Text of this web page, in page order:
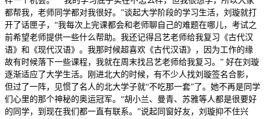
都帮我，老师同学都对我很好。”谈起大学阶段的学习生活，刘璇就打
开了话匣子，“我每次上完课都会和老师聊自己的难题在哪儿，考试之
前希望老师提供一些什么帮助。我还记得吕艺老师给我复习《古代汉
语》和《现代汉语》。我那时候超喜欢《古代汉语》，因为工作的缘
故有时候落下一些课程，我就在周末找吕艺老师给我复习。” 好在刘璇
逐渐适应了大学生活。刚进北大的时候，有不少人找刘璇签名合影，
但过了一阵，见惯了名人的北大学子就“不吃那一套”了。她不再是同学
们心里的那个神秘的奥运冠军。“胡小兰、曼青、苏雅等人都是很要好
的同学，到现在我们都一直有联系。”说起同窗好友，刘璇抑不住兴